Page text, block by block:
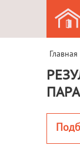
Главная